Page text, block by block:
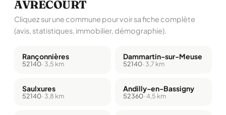
AVRECOURT
Cliquez sur une commune pour voir sa fiche complète
(avis, statistiques, immobilier, démographie).
Rançonnières
52140· 3,5 km
Dammartin-sur-Meuse
52140· 3,7 km
Saulxures
52140· 3,8 km
Andilly-en-Bassigny
52360· 4,5 km